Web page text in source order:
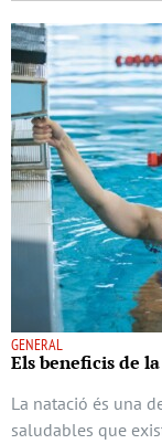
GENERAL
Els beneﬁcis de
La natació és una
saludables que